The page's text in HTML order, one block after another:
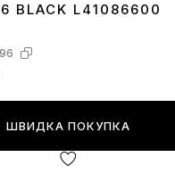
BLACK L41086600
ШВИДКА ПОКУПКА